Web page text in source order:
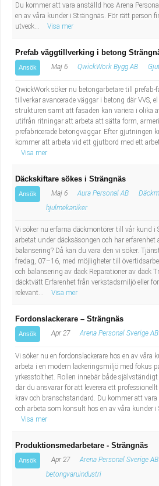
Tekniskt arbete
Brevbärare
Kock, storhushåll
Undersköterska, vård- o
Bibliotekarie
Administrativ assistent
Lärare i gymnasiet
Du kommer att vara anställd hos Arena
en av våra kunder i Strängnäs. För rätt person
utveck...
Visa mer
Prefab väggtillverking i betong
Ansök Maj 6 QwickWork Bygg AB
QwickWork söker nu betongarbetare till
tillverkar avancerade väggar i betong där VVS,
strukturen samt att fasaden kan variera i olika
utifrån ritningar att arbeta att sätta form,
prefabricerade betongväggar. Efter gjutningen
kommer att arbeta vid ett gjutbord med ett
Visa mer
Däckskiftare sökes i Strängnäs
Ansök Maj 6 Aura Personal AB
hjulmekaniker
Vi söker nu erfarna däckmontörer till vår kund i
arbetat under däcksäsongen och har
balansering? Då kan du vara den vi söker.
fredag, 07–16, med möjligheter till
och balansering av däck Reparationer av däck
däcktvätt Erfarenhet från verkstadsmiljö eller
relevant...
Visa mer
Fordonslackerare – Strängnäs
Ansök Apr 27 Arena Personal Sverige AB
Vi söker nu en fordonslackerare hos en av våra
arbeta i en modern lackeringsmiljö med fokus
yrkesstolthet. Rollen innebär både självständigt
där du ansvarar för att leverera ett
krav och branschstandard. Du kommer att vara
och arbeta som konsult hos en av våra kunder
Visa mer
Produktionsmedarbetare - Strängnäs
Ansök Apr 27 Arena Personal Sverige AB
betongvaruindustri